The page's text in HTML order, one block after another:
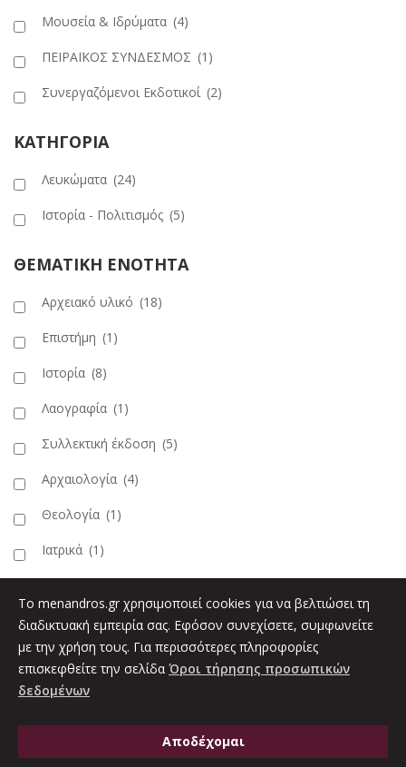
Μουσεία & Ιδρύματα (4)
ΠΕΙΡΑΪΚΟΣ ΣΥΝΔΕΣΜΟΣ (1)
Συνεργαζόμενοι Εκδοτικοί (2)
ΚΑΤΗΓΟΡΙΑ
Λευκώματα (24)
Ιστορία - Πολιτισμός (5)
ΘΕΜΑΤΙΚΗ ΕΝΟΤΗΤΑ
Αρχειακό υλικό (18)
Επιστήμη (1)
Ιστορία (8)
Λαογραφία (1)
Συλλεκτική έκδοση (5)
Αρχαιολογία (4)
Θεολογία (1)
Ιατρικά (1)
ΕΞΩΦΥΛΛΟ
Πανόδετο(1)
To menandros.gr χρησιμοποιεί cookies για να βελτιώσει τη
διαδικτυακή εμπειρία σας. Εφόσον συνεχίσετε, συμφωνείτε
με την χρήση τους. Για περισσότερες πληροφορίες
επισκεφθείτε την σελίδα Όροι τήρησης προσωπικών
δεδομένων
Αποδέχομαι